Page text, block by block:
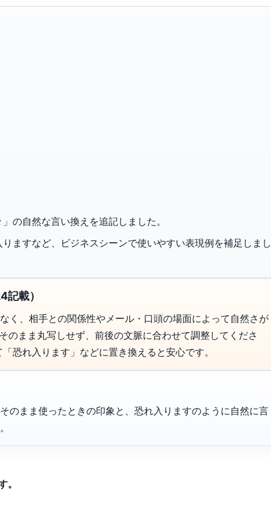
の自然な言い換えを追記しました。
ますなど、ビジネスシーンで使いやすい表現例を補足しまし
載）
く、相手との関係性やメール・口頭の場面によって自然さが
のまま丸写しせず、前後の文脈に合わせて調整してくださ
恐れ入ります」などに置き換えると安心です。
のまま使ったときの印象と、恐れ入りますのように自然に言
。